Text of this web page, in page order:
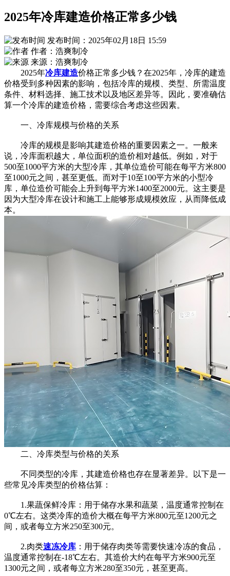
2025年冷库建造价格正常多少钱
发布时间：2025年02月18日 15:59
作者：浩爽制冷
来源：浩爽制冷
2025年冷库建造价格正常多少钱？在2025年，冷库的建造
价格受到多种因素的影响，包括冷库的规模、类型、所需温度
条件、材料选择、施工技术以及地区差异等。因此，要准确估
算一个冷库的建造价格，需要综合考虑这些因素。
一、冷库规模与价格的关系
冷库的规模是影响其建造价格的重要因素之一。一般来
说，冷库面积越大，单位面积的造价相对越低。例如，对于
500至1000平方米的大型冷库，其单位造价可能在每平方米800
至1000元之间，甚至更低。而对于10至100平方米的小型冷
库，单位造价可能会上升到每平方米1400至2000元。这主要是
因为大型冷库在设计和施工上能够形成规模效应，从而降低成
本。
二、冷库类型与价格的关系
不同类型的冷库，其建造价格也存在显著差异。以下是一
些常见冷库类型的价格估算：
1.果蔬保鲜冷库：用于储存水果和蔬菜，温度通常控制在
0℃左右。这类冷库的造价大概在每平方米800元至1200元之
间，或者每立方米250至300元。
2.肉类速冻冷库 ：用于储存肉类等需要快速冷冻的食品，
温度通常控制在-18℃左右。其造价大约在每平方米900元至
1300元之间，或者每立方米280至350元，甚至更高。